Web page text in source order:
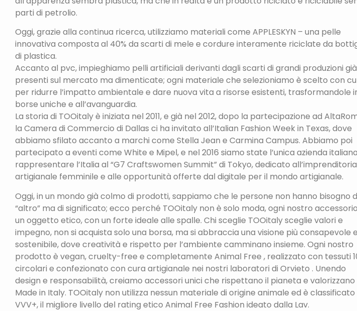
parti di petrolio.
Oggi, grazie alla continua ricerca, utilizziamo materiali come APPLESKYN – una pelle
innovativa composta al 40% da scarti di mele e cordure interamente riciclate da
di plastica.
Accanto al pvc, impieghiamo pelli artificiali derivanti dagli scarti di grandi produzioni già
presenti sul mercato ma dimenticate; ogni materiale che selezioniamo è scelto con
per ridurre l’impatto ambientale e dare nuova vita a risorse esistenti, trasformandole
borse uniche e all’avanguardia.
La storia di TOOitaly è iniziata nel 2011, e già nel 2012, dopo la partecipazione ad
la Camera di Commercio di Dallas ci ha invitato all’Italian Fashion Week in Texas, dove
abbiamo sfilato accanto a marchi come Stella Jean e Carmina Campus. Abbiamo poi
partecipato a eventi come White e Mipel, e nel 2016 siamo state l’unica azienda
rappresentare l’Italia al “G7 Craftswomen Summit” di Tokyo, dedicato all’imprenditoria
artigianale femminile e alle opportunità offerte dal digitale per il mondo artigianale.
Oggi, in un mondo già colmo di prodotti, sappiamo che le persone non hanno bisogno
“altro” ma di significato; ecco perché TOOitaly non è solo moda, ogni nostro
un oggetto etico, con un forte ideale alle spalle. Chi sceglie TOOitaly sceglie valori e
impegno, non si acquista solo una borsa, ma si abbraccia una visione più consapevole e
sostenibile, dove creatività e rispetto per l’ambiente camminano insieme. Ogni nostro
prodotto è vegan, cruelty-free e completamente Animal Free , realizzato con tessuti
circolari e confezionato con cura artigianale nei nostri laboratori di Orvieto . Unendo
design e responsabilità, creiamo accessori unici che rispettano il pianeta e valorizzano
Made in Italy. TOOitaly non utilizza nessun materiale di origine animale ed è classificato
VVV+, il migliore livello del rating etico Animal Free Fashion ideato dalla Lav.